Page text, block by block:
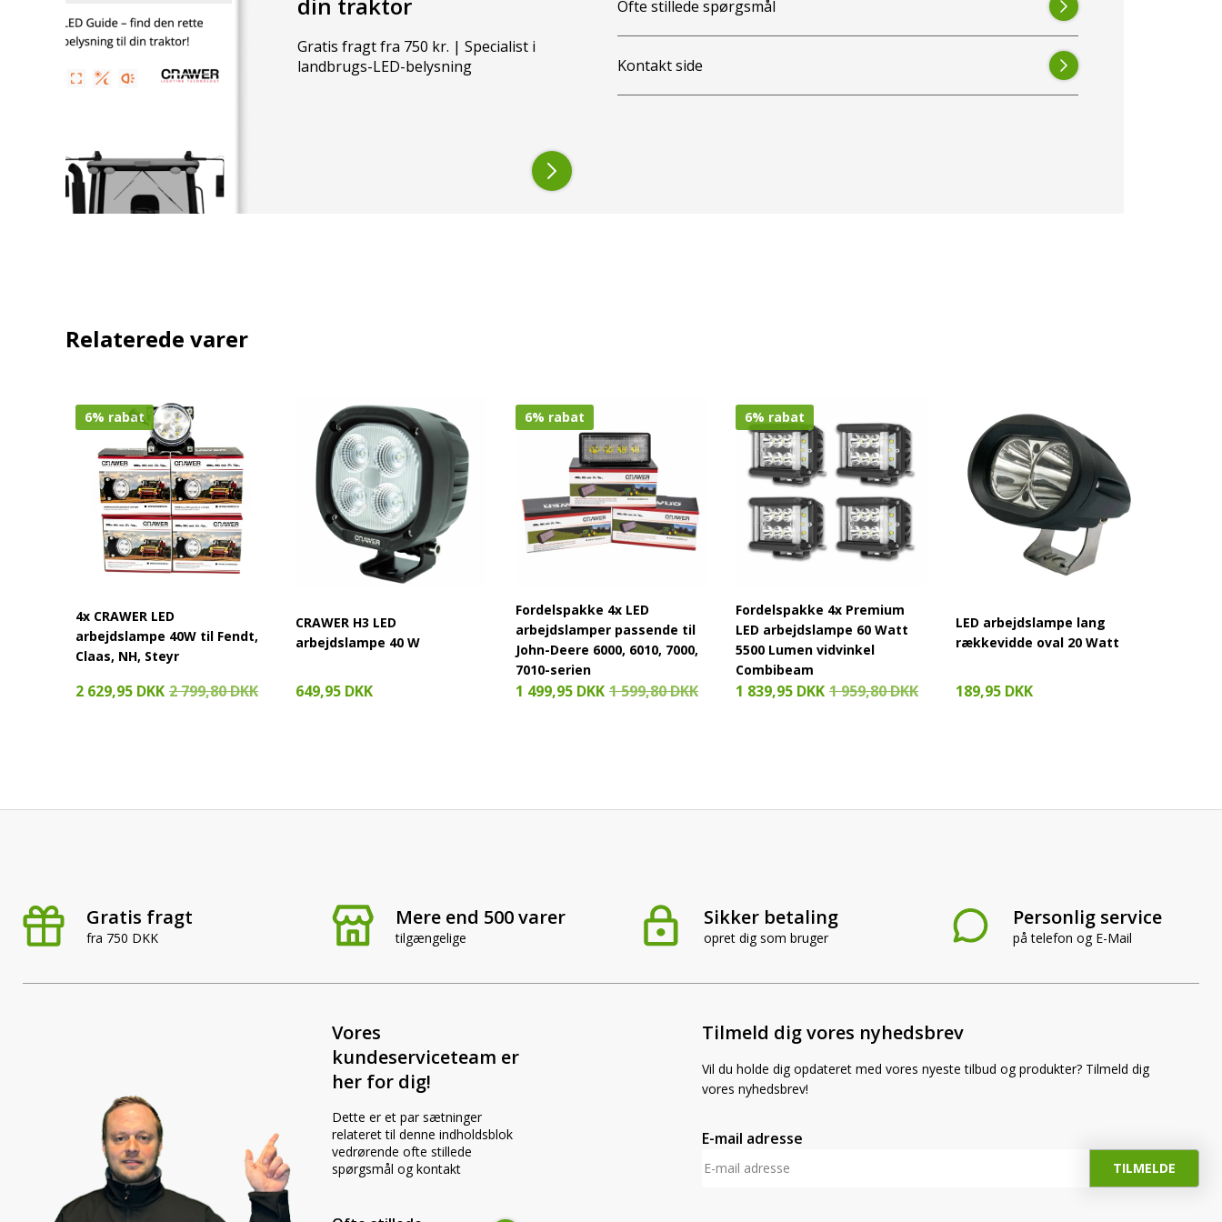
• Lysbillede: 40°
Dimensioner
• Boltafstand: 152,3 mm
Gratis fragt fra 750 kr. | Specialist i
landbrugs-LED-belysning
Ofte stillede spørgsmål
Kontakt side
Relaterede varer
6% rabat
4x CRAWER LED
arbejdslampe 40W til Fendt,
Claas, NH, Steyr
2 629,95 DKK 2 799,80 DKK
CRAWER H3 LED
arbejdslampe 40 W
649,95 DKK
6% rabat
Fordelspakke 4x LED
arbejdslamper passende til
John-Deere 6000, 6010, 7000,
7010-serien
1 499,95 DKK 1 599,80 DKK
6% rabat
Fordelspakke 4x Premium
LED arbejdslampe 60 Watt
5500 Lumen vidvinkel
Combibeam
1 839,95 DKK 1 959,80 DKK
LED arbejdslampe lang
rækkevidde oval 20 Watt
189,95 DKK
Gratis fragt
fra 750 DKK
Mere end 500 varer
tilgængelige
Sikker betaling
opret dig som bruger
Personlig service
på telefon og E-Mail
Vores
kundeserviceteam er
her for dig!
Dette er et par sætninger
relateret til denne indholdsblok
vedrørende ofte stillede
spørgsmål og kontakt
Tilmeld dig vores nyhedsbrev
Vil du holde dig opdateret med vores nyeste tilbud og produkter? Tilmeld dig
vores nyhedsbrev!
E-mail adresse